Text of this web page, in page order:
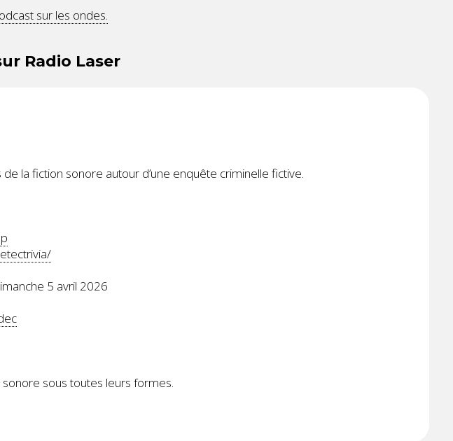
sur les ondes.
Radio Laser
la fiction sonore autour d’une enquête criminelle fictive.
5 avril 2026
sous toutes leurs formes.